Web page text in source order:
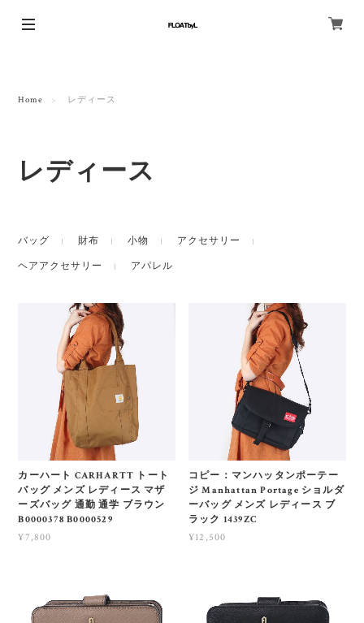
Home レディース
レディース
バッグ 財布 小物 アクセサリー
ヘアアクセサリー アパレル
カーハート CARHARTT トート
バッグ メンズ レディース マザ
ーズバッグ 通勤 通学 ブラウン
B0000378 B0000529
¥7,800
コピー：マンハッタンポーテー
ジ Manhattan Portage ショルダ
ーバッグ メンズ レディース ブ
ラック 1439ZC
¥12,500